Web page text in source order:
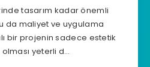
tasarım kadar önemli
da maliyet ve uygulama
bir projenin sadece estetik
olması yeterli d…